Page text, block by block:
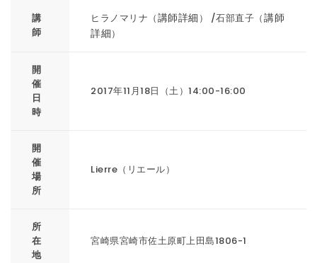
講
師
ヒラノマリナ（講師詳細 ） /石部直子（講師
詳細）
開
催
日
時
2017年11月18日（土）14:00-16:00
開
催
場
所
Lierre（リエール）
所
在
地
宮崎県宮崎市佐土原町上田島1806-1